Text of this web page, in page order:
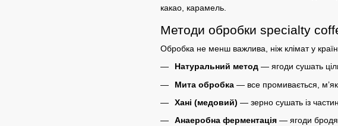
какао, карамель.
Методи обробки specialty
Обробка не менш важлива, ніж клімату
Натуральний метод — ягоди сушать
Мита обробка — все промивається,
Хані (медовий) — зерно сушать із
Анаеробна ферментація — ягоди